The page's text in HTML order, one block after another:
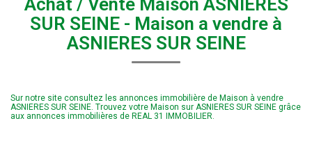
Gestion Locative
Gestion De Copropriété
NOUS CONNAITRE
Sélectionnez...
Budget max Plus de critères
Achat / Vente Maison ASNIERES
SUR SEINE - Maison a vendre à
ASNIERES SUR SEINE
Sur notre site consultez les annonces immobilière de Maison à vendre
ASNIERES SUR SEINE. Trouvez votre Maison sur ASNIERES SUR SEINE grâce
aux annonces immobilières de REAL 31 IMMOBILIER.